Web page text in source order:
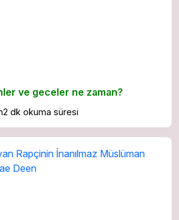
ve geceler ne zaman?
2 dk okuma süresi